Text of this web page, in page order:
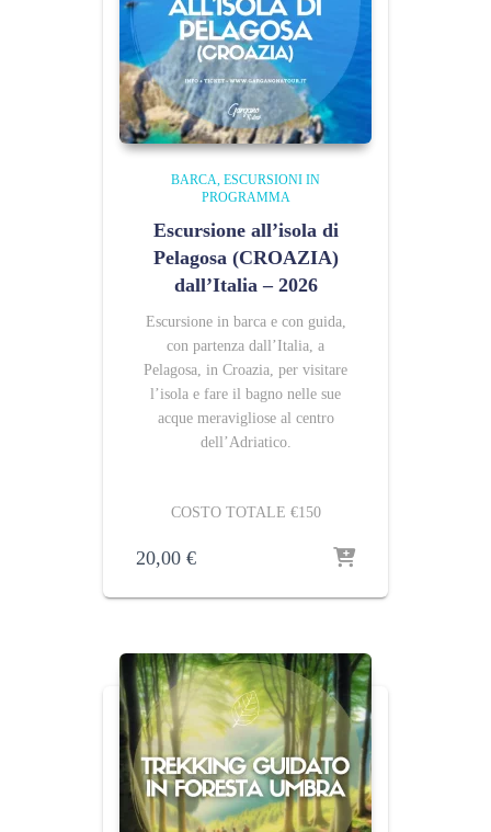
BARCA ESCURSIONI IN
PROGRAMMA
Escursione all’isola di
Pelagosa (CROAZIA)
dall’Italia – 2026
Escursione in barca e con guida,
con partenza dall’Italia, a
Pelagosa, in Croazia, per visitare
l’isola e fare il bagno nelle sue
acque meravigliose al centro
dell’Adriatico.
COSTO TOTALE €150
20,00 €